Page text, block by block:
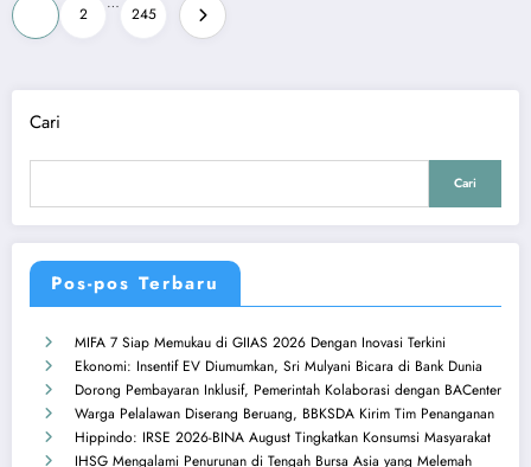
Paginasi
pos
2 245
Cari
Cari
Pos-pos Terbaru
MIFA 7 Siap Memukau di GIIAS 2026 Dengan Inovasi Terkini
Ekonomi: Insentif EV Diumumkan, Sri Mulyani Bicara di Bank Dunia
Dorong Pembayaran Inklusif, Pemerintah Kolaborasi dengan BACenter
Warga Pelalawan Diserang Beruang, BBKSDA Kirim Tim Penanganan
Hippindo: IRSE 2026-BINA August Tingkatkan Konsumsi Masyarakat
IHSG Mengalami Penurunan di Tengah Bursa Asia yang Melemah